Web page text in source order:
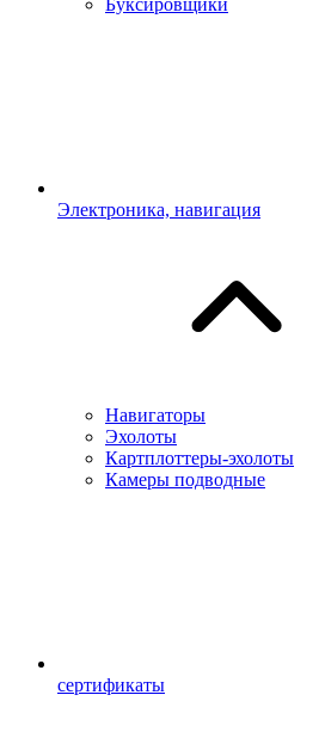
Буксировщики
Электроника, навигация
Навигаторы
Эхолоты
Картплоттеры-эхолоты
Камеры подводные
сертификаты